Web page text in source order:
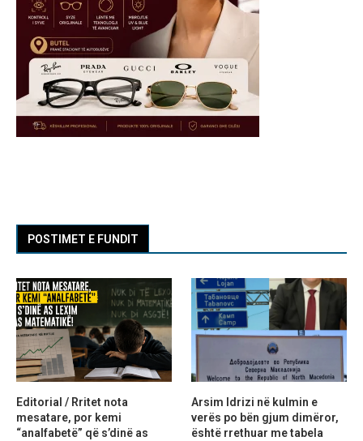
POSTIMET E FUNDIT
Editorial / Rritet nota
mesatare, por kemi
“analfabetë” që s’dinë as
Arsim Idrizi në kulmin e
verës po bën gjum dimëror,
është rrethuar me tabela